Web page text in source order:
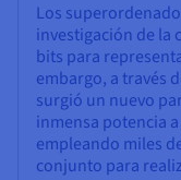
Los
investigación de la
bits para
embargo, a través
surgió un nuevo
inmensa potencia
empleando miles
conjunto para